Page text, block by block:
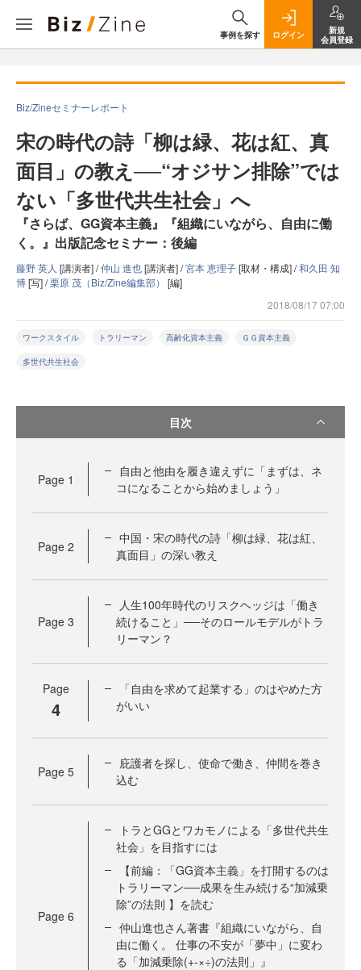
事例を探す ログイン
新規
会員登録
Biz/Zineセミナーレポート
宋の時代の詩「柳は緑、花は紅、真
面目」の教え──“オジサン排除”では
ない「多世代共生社会」へ
『さらば、GG資本主義』『組織にいながら、自由に働
く。』出版記念セミナー：後編
藤野 英人 [講演者] /仲山 進也[講演者] /宮本 恵理子[取材・構成] /和久田 知
博[写] /栗原 茂（Biz/Zine編集部） [編]
2018/08/17 07:00
ワークスタイル トラリーマン 高齢化資本主義 ＧＧ資本主義
多世代共生社会
目次
Page 1
自由と他由を履き違えずに「まずは、ネ
コになることから始めましょう」
Page 2
中国・宋の時代の詩「柳は緑、花は紅、
真面目」の深い教え
Page 3
人生100年時代のリスクヘッジは「働き
続けること」──そのロールモデルがトラ
リーマン？
Page
4
「自由を求めて起業する」のはやめた方
がいい
Page 5
庇護者を探し、使命で働き、仲間を巻き
込む
Page 6
トラとGGとワカモノによる「多世代共生
社会」を目指すには
【前編：「GG資本主義」を打開するのは
トラリーマン──成果を生み続ける“加減乗
除”の法則 】を読む
仲山進也さん著書『組織にいながら、自
由に働く。 仕事の不安が「夢中」に変わ
る「加減乗除(+-×÷)の法則」』